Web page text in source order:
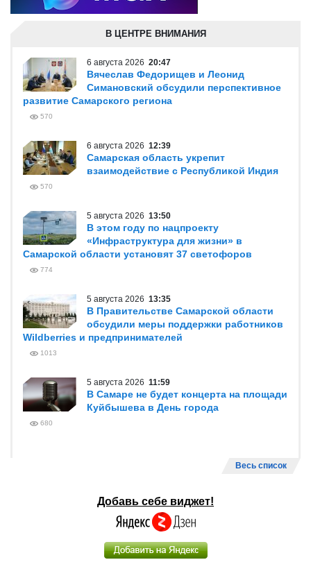
В ЦЕНТРЕ ВНИМАНИЯ
6 августа 2026 20:47
Вячеслав Федорищев и Леонид
Симановский обсудили перспективное
развитие Самарского региона
570
6 августа 2026 12:39
Самарская область укрепит
взаимодействие с Республикой Индия
570
5 августа 2026 13:50
В этом году по нацпроекту
«Инфраструктура для жизни» в
Самарской области установят 37 светофоров
774
5 августа 2026 13:35
В Правительстве Самарской области
обсудили меры поддержки работников
Wildberries и предпринимателей
1013
5 августа 2026 11:59
В Самаре не будет концерта на площади
Куйбышева в День города
680
Весь список
Добавь себе виджет!